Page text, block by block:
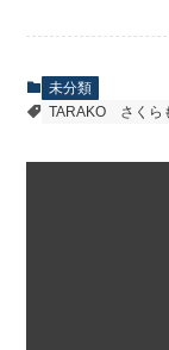
未分類
TARAKO
さくら